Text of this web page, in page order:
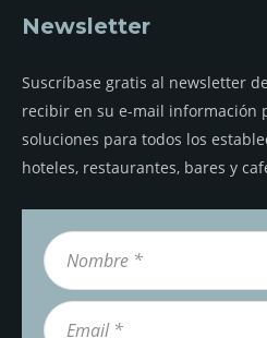
Newsletter
Suscríbase gratis al newsletter
recibir en su e-mail información
soluciones para todos los
hoteles, restaurantes, bares y